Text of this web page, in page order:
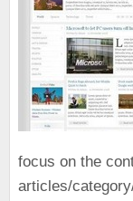
focus on the
articles/